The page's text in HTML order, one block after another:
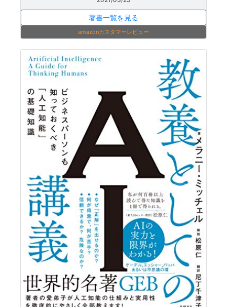
著書一覧を見る
amazonカスタマーレビュー